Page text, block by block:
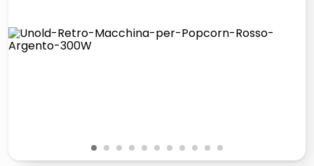
elenco telefonico
pattumiera raccolta differenziata
1 2 3 4 5 6 7 8 9 10 11